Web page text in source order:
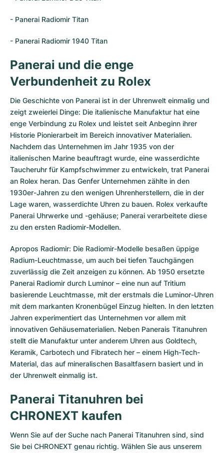
- Panerai Radiomir Titan
- Panerai Radiomir 1940 Titan
Panerai und die enge
Verbundenheit zu Rolex
Die Geschichte von Panerai ist in der Uhrenwelt einmalig und
zeigt zweierlei Dinge: Die italienische Manufaktur hat eine
enge Verbindung zu Rolex und leistet seit Anbeginn ihrer
Historie Pionierarbeit im Bereich innovativer Materialien.
Nachdem das Unternehmen im Jahr 1935 von der
italienischen Marine beauftragt wurde, eine wasserdichte
Taucheruhr für Kampfschwimmer zu entwickeln, trat Panerai
an Rolex heran. Das Genfer Unternehmen zählte in den
1930er-Jahren zu den wenigen Uhrenherstellern, die in der
Lage waren, wasserdichte Uhren zu bauen. Rolex verkaufte
Panerai Uhrwerke und -gehäuse; Panerai verarbeitete diese
zu den ersten Radiomir-Modellen.
Apropos Radiomir: Die Radiomir-Modelle besaßen üppige
Radium-Leuchtmasse, um auch bei tiefen Tauchgängen
zuverlässig die Zeit anzeigen zu können. Ab 1950 ersetzte
Panerai Radiomir durch Luminor – eine nun auf Tritium
basierende Leuchtmasse, mit der erstmals die Luminor-Uhren
mit dem markanten Kronenbügel Einzug hielten. In den letzten
Jahren experimentiert das Unternehmen vor allem mit
innovativen Gehäusematerialien. Neben Panerais Titanuhren
stellt die Manufaktur unter anderem Uhren aus Goldtech,
Keramik, Carbotech und Fibratech her – einem High-Tech-
Material, das auf mineralischen Basaltfasern basiert und in
der Uhrenwelt einmalig ist.
Panerai Titanuhren bei
CHRONEXT kaufen
Wenn Sie auf der Suche nach Panerai Titanuhren sind, sind
Sie bei CHRONEXT genau richtig. Wählen Sie aus unserem